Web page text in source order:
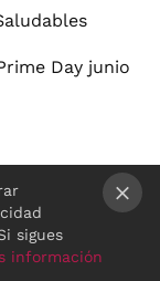
Day junio
sigues
información